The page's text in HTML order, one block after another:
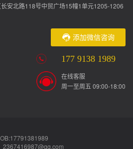
安北路118号中贸广场15幢1单元1205-1206
添加微信咨询
177 9138 1989
在线客服
周一至周五 09:00-18:00
2367416987@qq.com